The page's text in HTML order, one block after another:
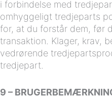
i forbindelse med
omhyggeligt tredjeparts
for, at du forstår dem, før
transaktion. Klager, krav,
vedrørende
tredjepart.
9 –